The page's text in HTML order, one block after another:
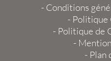
- Conditions
- Politique
- Politique de
-
- Plan